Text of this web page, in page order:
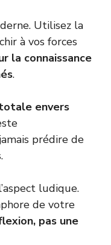
Utilisez la
à vos forces
la connaissance
.
envers
prédire de
ludique.
de votre
pas une